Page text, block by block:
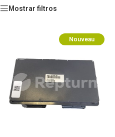
Mostrar filtros
Nouveau